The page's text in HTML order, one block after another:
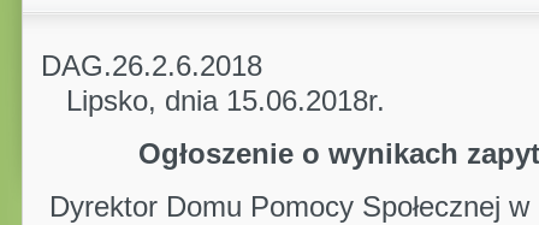
Lipsko, dnia 15.06.2018r.
Ogłoszenie o wynikach
Dyrektor Domu Pomocy Społecznej